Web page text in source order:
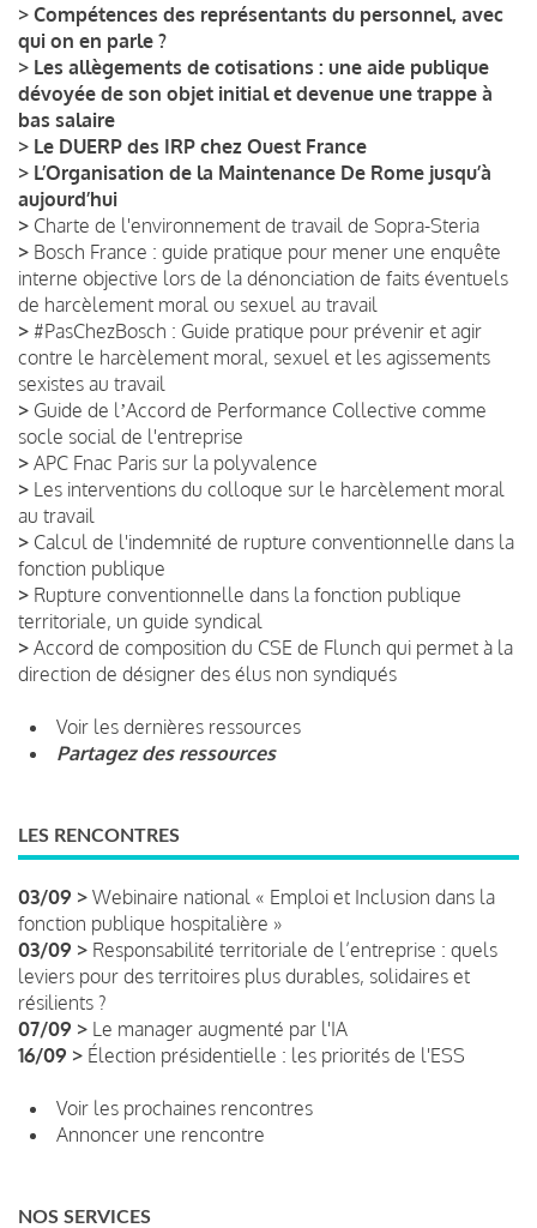
> Compétences des représentants du personnel, avec
qui on en parle ?
> Les allègements de cotisations : une aide publique
dévoyée de son objet initial et devenue une trappe à
bas salaire
> Le DUERP des IRP chez Ouest France
> L’Organisation de la Maintenance De Rome jusqu’à
aujourd’hui
> Charte de l'environnement de travail de Sopra-Steria
> Bosch France : guide pratique pour mener une enquête
interne objective lors de la dénonciation de faits éventuels
de harcèlement moral ou sexuel au travail
> #PasChezBosch : Guide pratique pour prévenir et agir
contre le harcèlement moral, sexuel et les agissements
sexistes au travail
> Guide de lʼAccord de Performance Collective comme
socle social de l'entreprise
> APC Fnac Paris sur la polyvalence
> Les interventions du colloque sur le harcèlement moral
au travail
> Calcul de l'indemnité de rupture conventionnelle dans la
fonction publique
> Rupture conventionnelle dans la fonction publique
territoriale, un guide syndical
> Accord de composition du CSE de Flunch qui permet à la
direction de désigner des élus non syndiqués
Voir les dernières ressources
Partagez des ressources
LES RENCONTRES
03/09 > Webinaire national « Emploi et Inclusion dans la
fonction publique hospitalière »
03/09 > Responsabilité territoriale de l’entreprise : quels
leviers pour des territoires plus durables, solidaires et
résilients ?
07/09 > Le manager augmenté par l'IA
16/09 > Élection présidentielle : les priorités de l'ESS
Voir les prochaines rencontres
Annoncer une rencontre
NOS SERVICES